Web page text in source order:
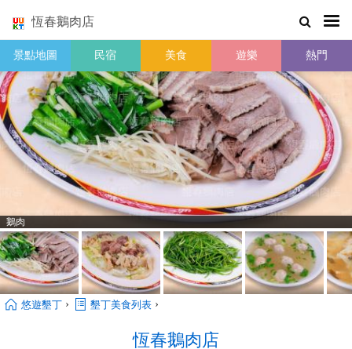
恆春鵝肉店
景點地圖 民宿 美食 遊樂 熱門
鵝肉
悠遊墾丁 › 墾丁美食列表 ›
恆春鵝肉店